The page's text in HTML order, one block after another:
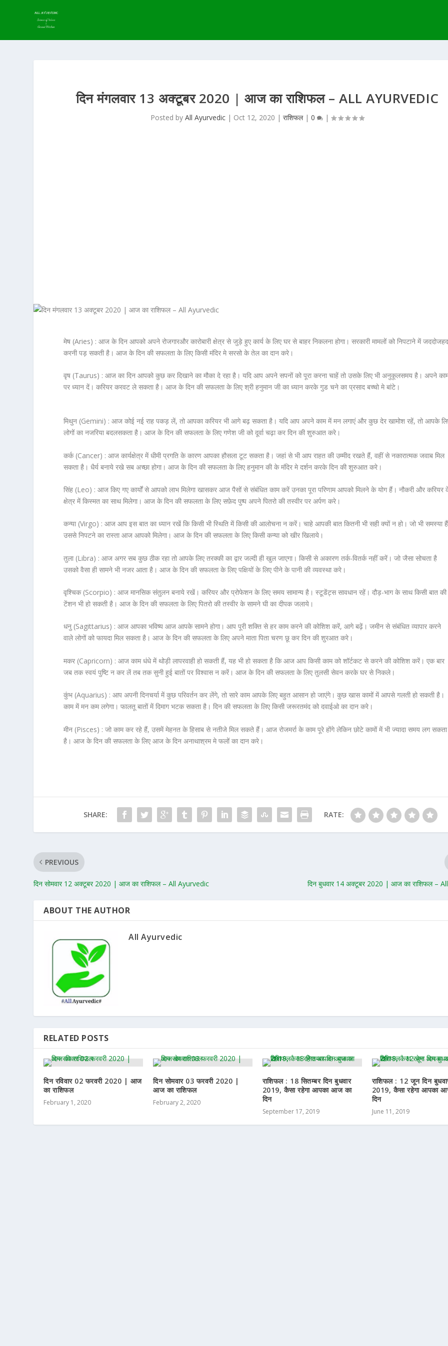
दिन मंगलवार 13 अक्टूबर 2020 | आज का राशिफल – ALL AYURVEDIC
Posted byAll Ayurvedic | Oct 12, 2020 |राशिफल|0 |
मेष (Aries) :आज के दिन आपको अपने रोजगारऔर कारोबारी क्षेत्र से जुड़े हुए कार्य के लिए घर से बाहर निकलना होगा। सरकारी मामलों को निपटाने में
करनी पड़ सकती है। आज के दिन की सफलता के लिए किसी मंदिर मे सरसो के तेल का दान करे।
वृष (Taurus) : आज का दिन आपको कुछ कर दिखाने का मौका दे रहा है। यदि आप अपने सपनों को पूरा करना चाहें तो उसके लिए भी अनुकूलसमय है। अपने
पर ध्यान दें। करियर करवट ले सकता है। आज के दिन की सफलता के लिए श्री हनुमान जी का ध्यान करके गुड चने का प्रसाद बच्चो मे बांटे।
मिथुन (Gemini) :आज कोई नई राह पकड़ लें, तो आपका करियर भी आगे बढ़ सकता है। यदि आप अपने काम में मन लगाएं और कुछ देर खामोश रहें, तो आपके
लोगों का नजरिया बदलसकता है। आज के दिन की सफलता के लिए गणेश जी को दूर्वा चढ़ा कर दिन की शुरुआत करे।
कर्क (Cancer) :आज कार्यक्षेत्र में धीमी प्रगति के कारण आपका हौसला टूट सकता है। जहां से भी आप राहत की उम्मीद रखते हैं, वहीं से नकारात्मक जवाब मिल
सकता है। धैर्य बनाये रखे सब अच्छा होगा। आज के दिन की सफलता के लिए हनुमान की के मंदिर मे दर्शन करके दिन की शुरुआत करे।
सिंह (Leo) :आज किए गए कार्यों से आपको लाभ मिलेगा खासकर आज पैसों से संबंधित काम करें उनका पूरा परिणाम आपको मिलने के योग हैं। नौकरी और करियर
क्षेत्र में किस्मत का साथ मिलेगा। आज के दिन की सफलता के लिए सफ़ेद पुष्प अपने पितरो की तस्वीर पर अर्पण करे।
कन्या (Virgo) : आज आप इस बात का ध्यान रखें कि किसी भी स्थिति में किसी की आलोचना न करें। चाहे आपकी बात कितनी भी सही क्यों न हो। जो भी समस्या
उससे निपटने का रास्ता आज आपको मिलेगा। आज के दिन की सफलता के लिए किसी कन्या को खीर खिलाये।
तुला (Libra) : आज अगर सब कुछ ठीक रहा तो आपके लिए तरक्की का द्वार जल्दी ही खुल जाएगा। किसी से अकारण तर्क-वितर्क नहीं करें। जो जैसा सोचता है
उसको वैसा ही सामने भी नजर आता है। आज के दिन की सफलता के लिए पक्षियों के लिए पीने के पानी की व्यवस्था करे।
वृश्चिक (Scorpio) :आज मानसिक संतुलन बनाये रखें। करियर और प्रोफेशन के लिए समय सामान्य है। स्टूडेंट्स सावधान रहें। दौड़-भाग के साथ किसी बात की
टेंशन भी हो सकती है। आज के दिन की सफलता के लिए पितरो की तस्वीर के सामने घी का दीपक जलाये।
धनु (Sagittarius) : आज आपका भविष्य आज आपके सामने होगा। आप पूरी शक्ति से हर काम करने की कोशिश करें, आगे बढ़ें। जमीन से संबंधित व्यापार करने
वाले लोगों को फायदा मिल सकता है। आज के दिन की सफलता के लिए अपने माता पिता चरण छू कर दिन की शुरआत करे।
मकर (Capricorn) : आज काम धंधे में थोड़ी लापरवाही हो सकती हैं, यह भी हो सकता है कि आज आप किसी काम को शॉर्टकट से करने की कोशिश करें। एक बार
जब तक स्वयं पुष्टि न कर लें तब तक सुनी हुई बातों पर विश्वास न करें। आज के दिन की सफलता के लिए तुलसी सेवन करके घर से निकले।
कुंभ (Aquarius) :आप अपनी दिनचर्या में कुछ परिवर्तन कर लेंगे, तो सारे काम आपके लिए बहुत आसान हो जाएंगे। कुछ खास कामों में आपसे गलती हो सकती है।
काम में मन कम लगेगा। फालतू बातों में दिमाग भटक सकता है। दिन की सफलता के लिए किसी जरूरतमंद को दवाईओ का दान करे।
मीन (Pisces) : जो काम कर रहे हैं, उसमें मेहनत के हिसाब से नतीजे मिल सकते हैं। आज रोजमर्रा के काम पूरे होंगे लेकिन छोटे कामों में भी ज्यादा समय लग सकता
है। आज के दिन की सफलता के लिए आज के दिन अनाथाश्रम मे फलों का दान करे।
SHARE: RATE:
PREVIOUS
दिन सोमवार 12 अक्टूबर 2020 | आज का राशिफल – All Ayurvedic दिन बुधवार 14 अक्टूबर 2020 | आज का राशिफल –
ABOUT THE AUTHOR
All Ayurvedic
RELATED POSTS
दिन रविवार 02 फरवरी 2020 | आज
का राशिफल
February 1, 2020
दिन सोमवार 03 फरवरी 2020 |
आज का राशिफल
February 2, 2020
राशिफल : 18 सितम्बर दिन बुधवार
2019, कैसा रहेगा आपका आज का
दिन
September 17, 2019
राशिफल : 12 जून दिन
2019, कैसा रहेगा आपका
दिन
June 11, 2019